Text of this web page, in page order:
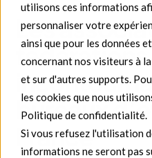
utilisons ces informations
personnaliser votre
ainsi que pour les données
concernant nos visiteurs à
et sur d'autres supports.
les cookies que nous
Politique de confidentialité.
Si vous refusez l'utilisation
informations ne seront pas
Les
fédérations
bureaux
France